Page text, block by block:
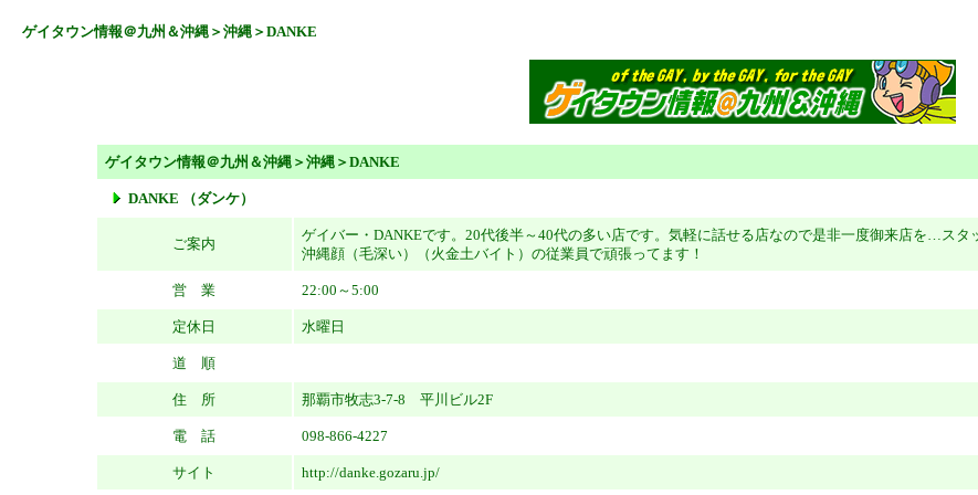
ゲイタウン情報＠九州＆沖縄 ＞ 沖縄 ＞DANKE
ゲイタウン情報＠九州＆沖縄＞ 沖縄＞DANKE
DANKE （ダンケ）
ご案内
ゲイバー・DANKEです。20代後半～40代の多い店です。気軽に話せる店なので是非一度御来店を…ス
沖縄顔（毛深い）（火金土バイト）の従業員で頑張ってます！
営 業 22:00～5:00
定休日 水曜日
道 順
住 所 那覇市牧志3-7-8 平川ビル2F
電 話 098-866-4227
サイト http://danke.gozaru.jp/